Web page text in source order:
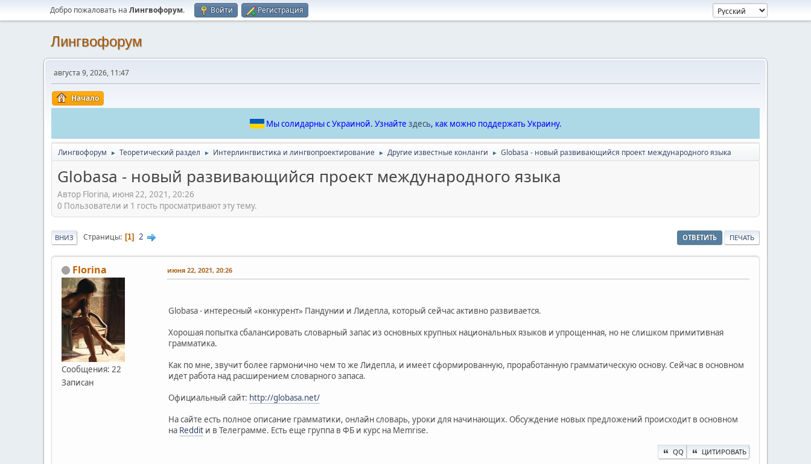
Добро пожаловать на Лингвофорум. Войти Регистрация
Лингвофорум
августа 9, 2026, 11:47
Начало
Мы солидарны с Украиной. Узнайте здесь, как можно поддержать Украину.
Лингвофорум ► Теоретический раздел ► Интерлингвистика и лингвопроектирование ► Другие известные конланги ► Globasa - новый развивающийся проект международного языка
Globasa - новый развивающийся проект международного языка
Автор Florina, июня 22, 2021, 20:26
0 Пользователи и 1 гость просматривают эту тему.
ОТВЕТИТЬ ПЕЧАТЬ
ВНИЗ Страницы 1 2
Florina
Сообщения: 22
Записан
июня 22, 2021, 20:26
Globasa - интересный «конкурент» Пандунии и Лидепла, который сейчас активно развивается.
Хорошая попытка сбалансировать словарный запас из основных крупных национальных языков и упрощенная, но не слишком примитивная
грамматика.
Как по мне, звучит более гармонично чем то же Лидепла, и имеет сформированную, проработанную грамматическую основу. Сейчас в основном
идет работа над расширением словарного запаса.
Официальный сайт: http://globasa.net/
На сайте есть полное описание грамматики, онлайн словарь, уроки для начинающих. Обсуждение новых предложений происходит в основном
на Reddit и в Телеграмме. Есть еще группа в ФБ и курс на Memrise.
QQ ЦИТИРОВАТЬ